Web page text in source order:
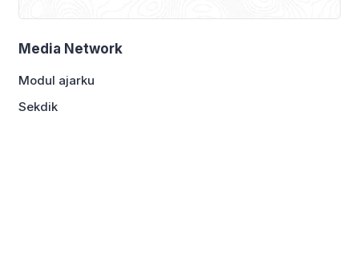
Media Network
Modul ajarku
Sekdik